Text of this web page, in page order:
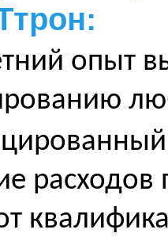
опыт
расходов